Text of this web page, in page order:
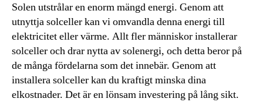
Solen utstrålar en enorm mängd energi. Genom att
utnyttja solceller kan vi omvandla denna energi till
elektricitet eller värme. Allt fler människor installerar
solceller och drar nytta av solenergi, och detta beror på
de många fördelarna som det innebär. Genom att
installera solceller kan du kraftigt minska dina
elkostnader. Det är en lönsam investering på lång sikt.